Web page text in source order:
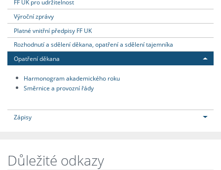
FF UK pro udržitelnost
Výroční zprávy
Platné vnitřní předpisy FF UK
Rozhodnutí a sdělení děkana, opatření a sdělení tajemníka
Opatření děkana
Harmonogram akademického roku
Směrnice a provozní řády
Zápisy
Důležité odkazy